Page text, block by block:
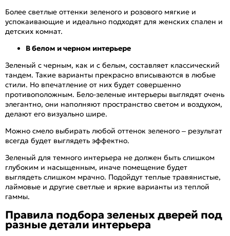
Более светлые оттенки зеленого и розового мягкие и
успокаивающие и идеально подходят для женских спален и
детских комнат.
В белом и черном интерьере
Зеленый с черным, как и с белым, составляет классический
тандем. Такие варианты прекрасно вписываются в любые
стили. Но впечатление от них будет совершенно
противоположным. Бело-зеленые интерьеры выглядят очень
элегантно, они наполняют пространство светом и воздухом,
делают его визуально шире.
Можно смело выбирать любой оттенок зеленого – результат
всегда будет выглядеть эффектно.
Зеленый для темного интерьера не должен быть слишком
глубоким и насыщенным, иначе помещение будет
выглядеть слишком мрачно. Подойдут теплые травянистые,
лаймовые и другие светлые и яркие варианты из теплой
гаммы.
Правила подбора зеленых дверей под
разные детали интерьера